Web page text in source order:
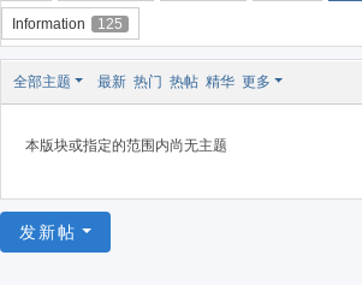
Information 125
全部主题 最新 热门 热帖 精华 更多
本版块或指定的范围内尚无主题
发新帖